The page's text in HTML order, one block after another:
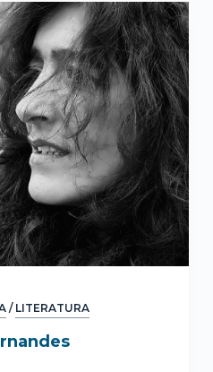
/ LITERATURA